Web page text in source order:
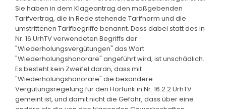
Sie haben in dem Klageantrag den maßgebenden
Tarifvertrag, die in Rede stehende Tarifnorm und die
umstrittenen Tarifbegriffe benannt. Dass dabei statt des in
Nr. 16 UrhTV verwendeten Begriffs der
"Wiederholungsvergütungen" das Wort
"Wiederholungshonorare" angeführt wird, ist unschädlich.
Es besteht kein Zweifel daran, dass mit
"Wiederholungshonorare" die besondere
Vergütungsregelung für den Hörfunk in Nr. 16.2.2 UrhTV
gemeint ist, und damit nicht die Gefahr, dass über eine